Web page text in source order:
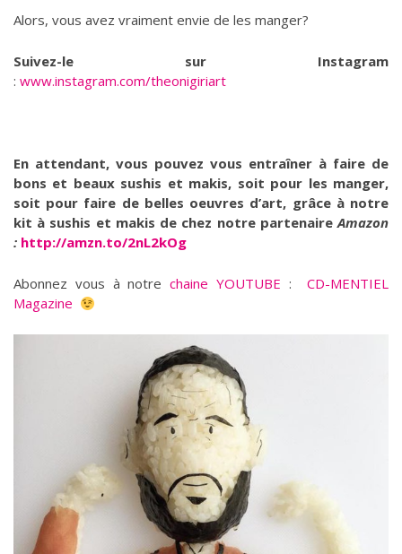
Alors, vous avez vraiment envie de les manger?
Suivez-le sur Instagram
: www.instagram.com/theonigiriart
En attendant, vous pouvez vous entraîner à faire de
bons et beaux sushis et makis, soit pour les manger,
soit pour faire de belles oeuvres d’art, grâce à notre
kit à sushis et makis de chez notre partenaireAmazon
: http://amzn.to/2nL2kOg
Abonnez vous à notre chaine YOUTUBE : CD-MENTIEL
Magazine